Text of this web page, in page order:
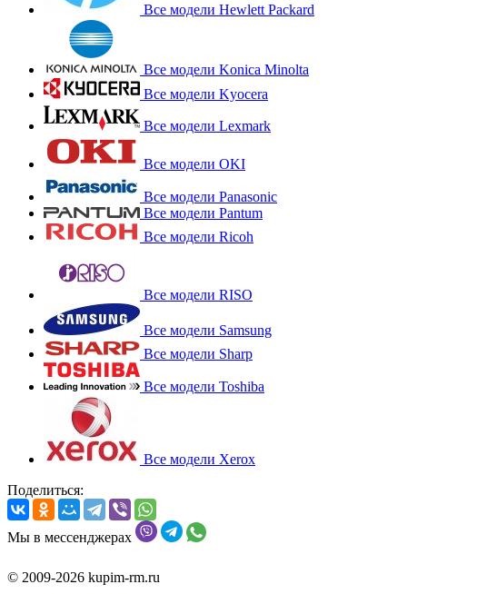
Все модели Hewlett Packard
Все модели Konica Minolta
Все модели Kyocera
Все модели Lexmark
Все модели OKI
Все модели Panasonic
Все модели Pantum
Все модели Ricoh
Все модели RISO
Все модели Samsung
Все модели Sharp
Все модели Toshiba
Все модели Xerox
Поделиться:
Мы в мессенджерах
© 2009-2026 kupim-rm.ru